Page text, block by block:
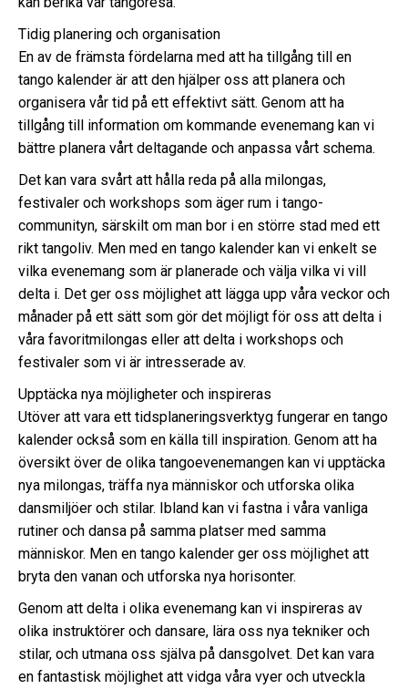
Tidig planering och organisation
En av de främsta fördelarna med att ha tillgång till en
tango kalender är att den hjälper oss att planera och
organisera vår tid på ett effektivt sätt. Genom att ha
tillgång till information om kommande evenemang kan vi
bättre planera vårt deltagande och anpassa vårt schema.
Det kan vara svårt att hålla reda på alla milongas,
festivaler och workshops som äger rum i tango-
communityn, särskilt om man bor i en större stad med ett
rikt tangoliv. Men med en tango kalender kan vi enkelt se
vilka evenemang som är planerade och välja vilka vi vill
delta i. Det ger oss möjlighet att lägga upp våra veckor och
månader på ett sätt som gör det möjligt för oss att delta i
våra favoritmilongas eller att delta i workshops och
festivaler som vi är intresserade av.
Upptäcka nya möjligheter och inspireras
Utöver att vara ett tidsplaneringsverktyg fungerar en tango
kalender också som en källa till inspiration. Genom att ha
översikt över de olika tangoevenemangen kan vi upptäcka
nya milongas, träffa nya människor och utforska olika
dansmiljöer och stilar. Ibland kan vi fastna i våra vanliga
rutiner och dansa på samma platser med samma
människor. Men en tango kalender ger oss möjlighet att
bryta den vanan och utforska nya horisonter.
Genom att delta i olika evenemang kan vi inspireras av
olika instruktörer och dansare, lära oss nya tekniker och
stilar, och utmana oss själva på dansgolvet. Det kan vara
en fantastisk möjlighet att vidga våra vyer och utveckla